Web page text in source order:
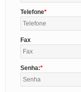
Telefone
Fax
Senha: